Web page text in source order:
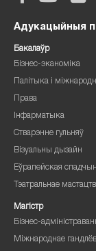
Адукацыйныя
Бакалаўр
Бізнес-эканоміка
Палітыка і
Права
Інфарматыка
Стварэнне гульняў
Візуальны дызайн
Еўрапейская
Тэатральнае
Магістр
Бізнес-
Міжнароднае